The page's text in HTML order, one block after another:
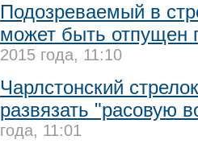
Подозреваемый в
может быть отпущен
2015 года, 11:10
Чарлстонский
развязать "расовую
года, 11:01